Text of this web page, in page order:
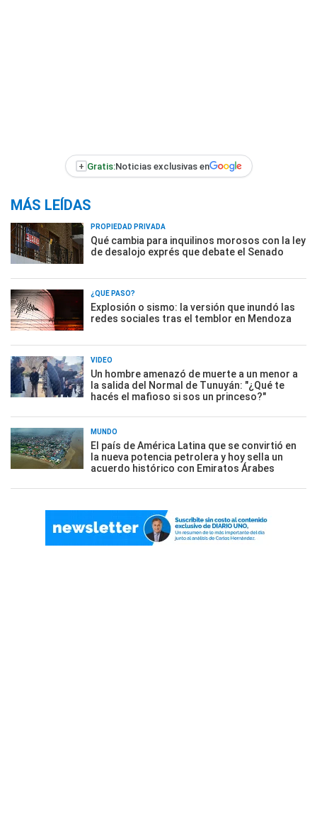
+ Gratis:Noticias exclusivas en
MÁS LEÍDAS
PROPIEDAD PRIVADA
Qué cambia para inquilinos morosos con la ley
de desalojo exprés que debate el Senado
¿QUÉ PASÓ?
Explosión o sismo: la versión que inundó las
redes sociales tras el temblor en Mendoza
VIDEO
Un hombre amenazó de muerte a un menor a
la salida del Normal de Tunuyán: "¿Qué te
hacés el mafioso si sos un princeso?"
MUNDO
El país de América Latina que se convirtió en
la nueva potencia petrolera y hoy sella un
acuerdo histórico con Emiratos Árabes